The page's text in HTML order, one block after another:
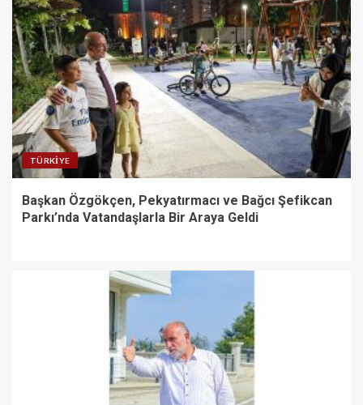
TÜRKIYE
Başkan Özgökçen, Pekyatırmacı ve Bağcı Şefikcan
Parkı’nda Vatandaşlarla Bir Araya Geldi